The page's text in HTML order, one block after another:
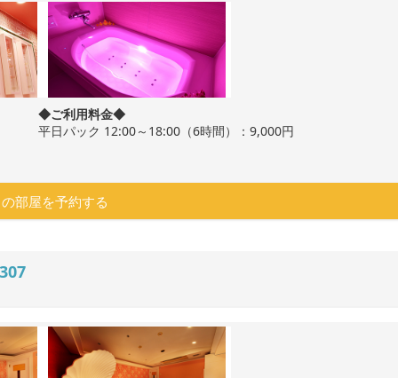
◆ご利用料金◆
平日パック 12:00～18:00（6時間）：9,000円
部屋を予約する
307